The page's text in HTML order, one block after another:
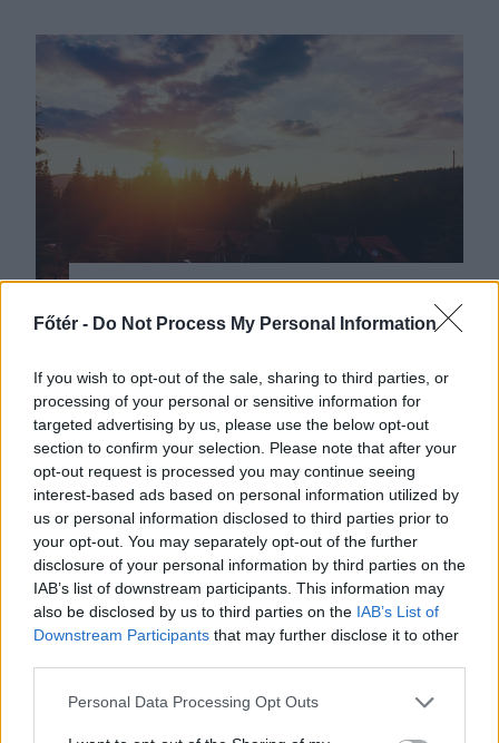
Főtér - Do Not Process My Personal Information
If you wish to opt-out of the sale, sharing to third parties, or
processing of your personal or sensitive information for
targeted advertising by us, please use the below opt-out
section to confirm your selection. Please note that after your
opt-out request is processed you may continue seeing
interest-based ads based on personal information utilized by
us or personal information disclosed to third parties prior to
your opt-out. You may separately opt-out of the further
disclosure of your personal information by third parties on the
IAB’s list of downstream participants. This information may
also be disclosed by us to third parties on the IAB’s List of
Downstream Participants that may further disclose it to other
Personal Data Processing Opt Outs
valóságok találkoznak
egy hegyi legelőn
A városi ember hőkupola idején
igyekszik felhúzódni a hegyekbe, ha
nem kedveli a mediterrán
éghajlatot. Ahonnan a helyiek
bármit megadnának, ha
elmehetnének a világon bárhova.